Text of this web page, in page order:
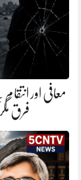
معافی اور
فرق